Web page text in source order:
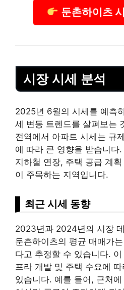
둔촌하이츠
시장 시세 분석
2025년 6월의 시세를 예측
세 변동 트렌드를 살펴보는
전역에서 아파트 시세는 규
에 따라 큰 영향을 받습니다
지하철 연장, 주택 공급 계
이 주목하는 지역입니다.
최근 시세 동향
2023년과 2024년의 시장
둔촌하이츠의 평균 매매가
다고 추정할 수 있습니다.
프라 개발 및 주택 수요에
있습니다. 예를 들어, 근처